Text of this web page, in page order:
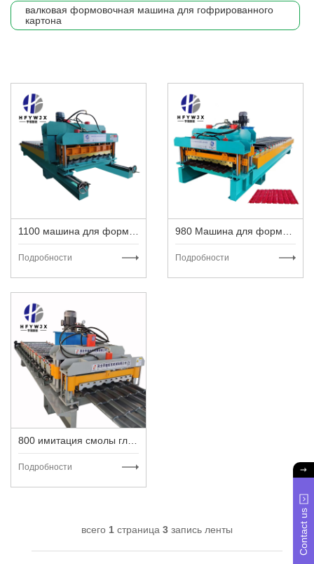
валковая формовочная машина для гофрированного
картона
Подробности Подробности
Подробности
всего 1 страница 3 запись ленты Contact us